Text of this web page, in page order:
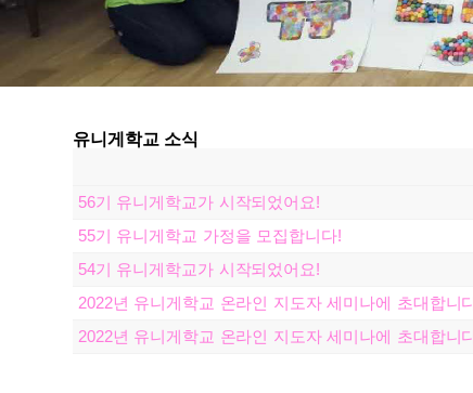
유니게학교 소식
56기 유니게학교가 시작되었어요!
55기 유니게학교 가정을 모집합니다!
54기 유니게학교가 시작되었어요!
2022년 유니게학교 온라인 지도자 세미나에 초대합니
2022년 유니게학교 온라인 지도자 세미나에 초대합니